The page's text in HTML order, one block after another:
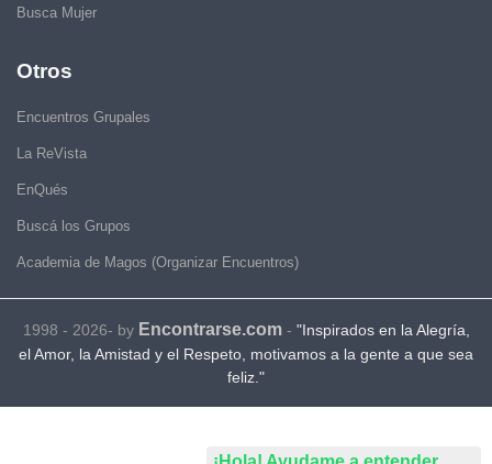
Busca Mujer
Otros
Encuentros Grupales
La ReVista
EnQués
Buscá los Grupos
Academia de Magos (Organizar Encuentros)
1998 - 2026- by Encontrarse.com- "Inspirados en la Alegría,
el Amor, la Amistad y el Respeto, motivamos a la gente a que sea
feliz."